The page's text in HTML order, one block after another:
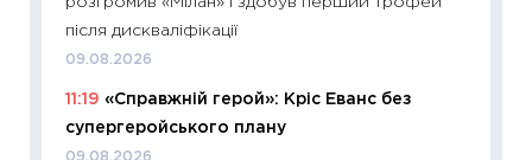
після дискваліфікації
09.08.2026
11:19 «Справжній герой»: Кріс Еванс без
супергеройського плану